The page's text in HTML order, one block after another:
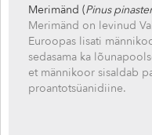
Merimänd (Pinus
Merimänd on levinud
Euroopas lisati
sedasama ka
et männikoor sisaldab
proantotsüanidiine.